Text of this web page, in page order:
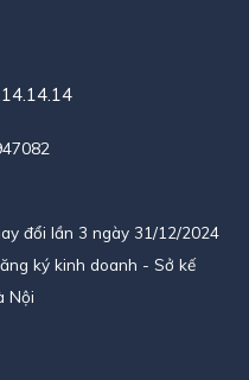
đổi lần 3 ngày 31/12/2024
ký kinh doanh - Sở kế
Nội